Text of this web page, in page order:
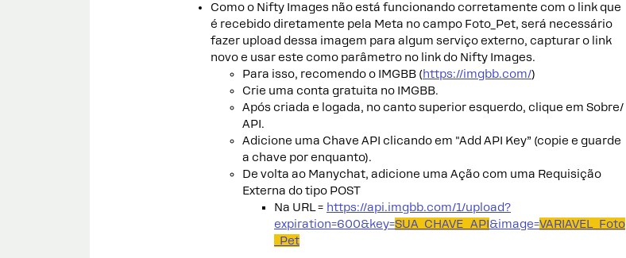
Como o Nifty Images não está funcionando corretamente com o link que
é recebido diretamente pela Meta no campo Foto_Pet, será necessário
fazer upload dessa imagem para algum serviço externo, capturar o link
novo e usar este como parâmetro no link do Nifty Images.
Para isso, recomendo o IMGBB (https://imgbb.com/)
Crie uma conta gratuita no IMGBB.
Após criada e logada, no canto superior esquerdo, clique em Sobre/
API.
Adicione uma Chave API clicando em "Add API Key” (copie e guarde
a chave por enquanto).
De volta ao Manychat, adicione uma Ação com uma Requisição
Externa do tipo POST
Na URL = https://api.imgbb.com/1/upload?
expiration=600&key=SUA_CHAVE_API&image=VARIAVEL_Foto
_Pet